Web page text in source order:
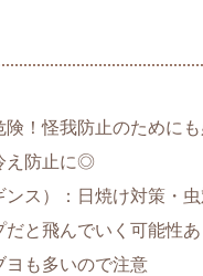
！怪我防止のためにも
え防止に◎
ス）：日焼け対策・
と飛んでいく可能性
ヨも多いので注意